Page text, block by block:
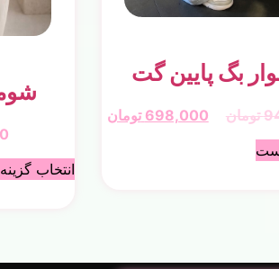
بگ پایین گت
تومان 698,000 تومان
انتخاب